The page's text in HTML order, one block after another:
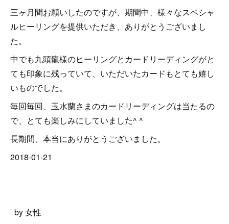
三ヶ月間お願いしたのですが、期間中、様々なスペシャ
ルヒーリングを提供いただき、ありがとうございまし
た。
中でも九頭龍様のヒーリングとカードリーディングがと
ても印象に残っていて、いただいたカードもとても嬉し
いものでした。
毎回毎回、玉水蘭さまのカードリーディングは当たるの
で、とても楽しみにしていました^ ^
長期間、本当にありがとうございました。
2018-01-21
by 女性